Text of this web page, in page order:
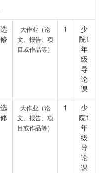
选
修
大作业（论
文、报告、项
目或作品等）
1
少
院1
年
级
导
论
课
选
修
大作业（论
文、报告、项
目或作品等）
1
少
院1
年
级
导
论
课